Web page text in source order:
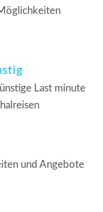
Last minute
und Angebote